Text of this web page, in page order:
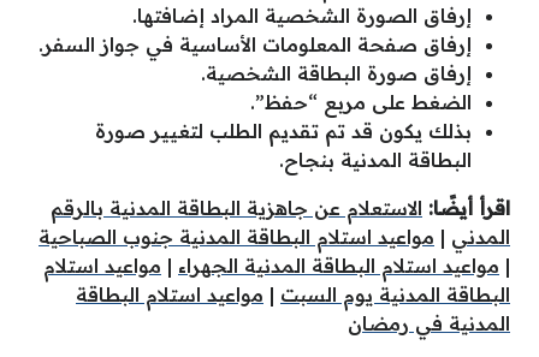
إرفاق الصورة الشخصية المراد إضافتها.
إرفاق صفحة المعلومات الأساسية في جواز السفر.
إرفاق صورة البطاقة الشخصية.
الضغط على مربع “حفظ”.
بذلك يكون قد تم تقديم الطلب لتغيير صورة
البطاقة المدنية بنجاح.
اقرأ أيضًا: الاستعلام عن جاهزية البطاقة المدنية بالرقم
المدني | مواعيد استلام البطاقة المدنية جنوب الصباحية
| مواعيد استلام البطاقة المدنية الجهراء | مواعيد استلام
البطاقة المدنية يوم السبت | مواعيد استلام البطاقة
المدنية في رمضان